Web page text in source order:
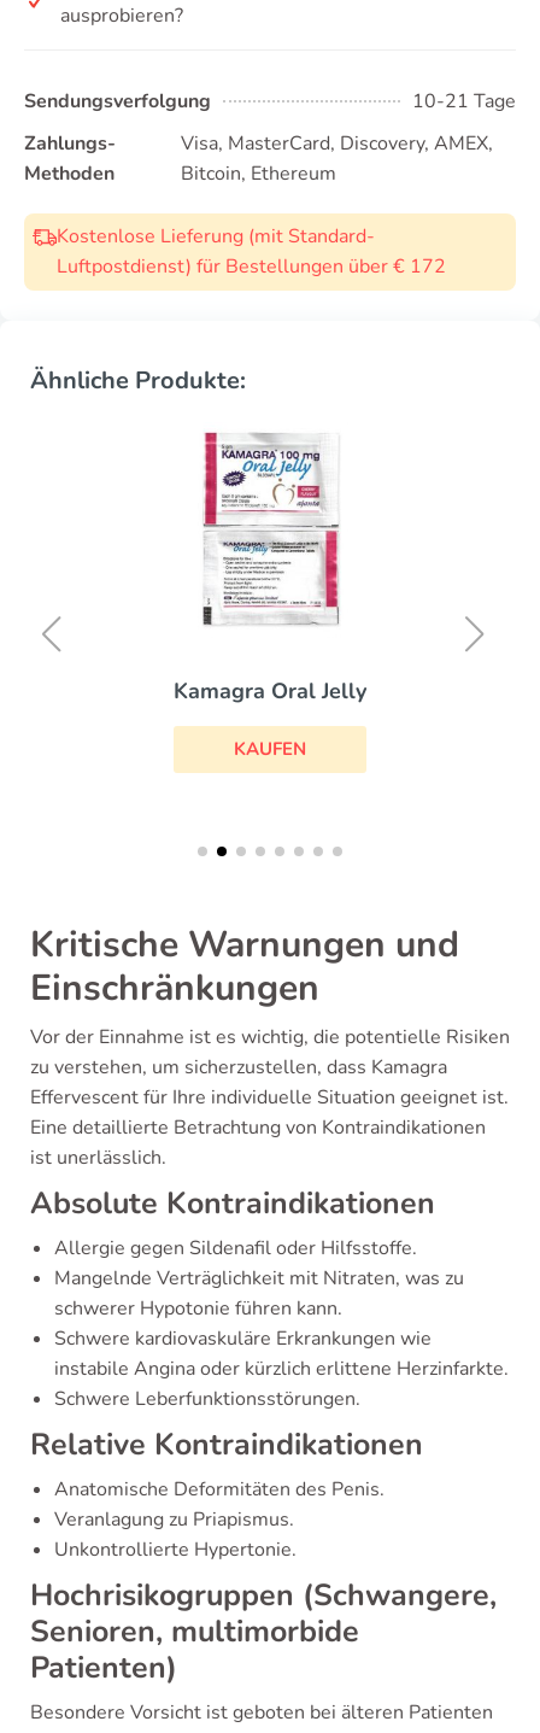
ausprobieren?
Sendungsverfolgung
10-21 Tage
Zahlungs-
Methoden
Visa, MasterCard, Discovery, AMEX,
Bitcoin, Ethereum
Kostenlose Lieferung (mit Standard-
Luftpostdienst) für Bestellungen über € 172
Ähnliche Produkte:
Kamagra Oral Jelly
KAUFEN
Kritische Warnungen und
Einschränkungen
Vor der Einnahme ist es wichtig, die potentielle Risiken
zu verstehen, um sicherzustellen, dass Kamagra
Effervescent für Ihre individuelle Situation geeignet ist.
Eine detaillierte Betrachtung von Kontraindikationen
ist unerlässlich.
Absolute Kontraindikationen
Allergie gegen Sildenafil oder Hilfsstoffe.
Mangelnde Verträglichkeit mit Nitraten, was zu
schwerer Hypotonie führen kann.
Schwere kardiovaskuläre Erkrankungen wie
instabile Angina oder kürzlich erlittene Herzinfarkte.
Schwere Leberfunktionsstörungen.
Relative Kontraindikationen
Anatomische Deformitäten des Penis.
Veranlagung zu Priapismus.
Unkontrollierte Hypertonie.
Hochrisikogruppen (Schwangere,
Senioren, multimorbide
Patienten)
Besondere Vorsicht ist geboten bei älteren Patienten